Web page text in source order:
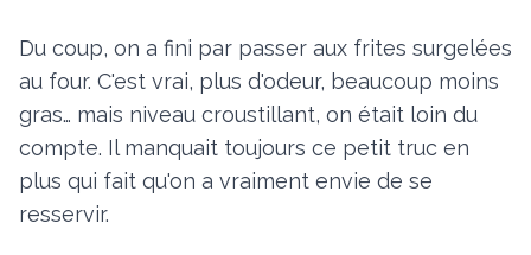
Du coup, on a fini par passer aux frites surgelées
au four. C'est vrai, plus d'odeur, beaucoup moins
gras… mais niveau croustillant, on était loin du
compte. Il manquait toujours ce petit truc en
plus qui fait qu'on a vraiment envie de se
resservir.